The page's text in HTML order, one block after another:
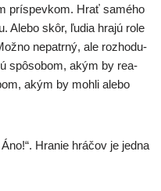
prís­pev­kom. Hrať samé­ho
Alebo skôr, ľudia hra­jú role
nepatr­ný, ale roz­ho­du­
spô­so­bom, akým by rea­
akým by moh­li ale­bo
Hranie hrá­čov je jed­na